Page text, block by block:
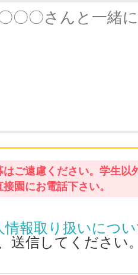
ご遠慮ください。学生以
園にお電話下さい。
情報取り扱いにつ
送信してください